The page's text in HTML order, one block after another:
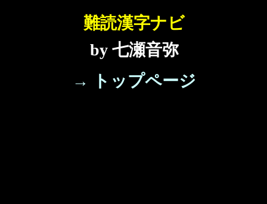
難読漢字ナビ
by 七瀬音弥
→ トップページ